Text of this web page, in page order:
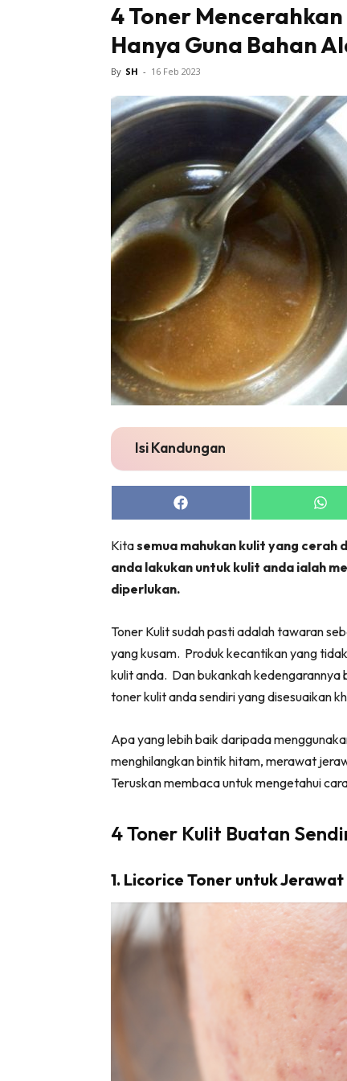
4 Toner
Hanya Guna Bahan
By SH - 16 Feb 2023
Isi Kandungan
Share
on
Share
on
Kitasemua mahukan kulit yang cerah
anda lakukan untuk kulit anda ialah
diperlukan.
Toner Kulit sudah pasti adalah tawaran
yang kusam. Produk kecantikan yang
kulit anda. Dan bukankah kedengarannya
toner kulit anda sendiri yang disesuaikan
Apa yang lebih baik daripada
menghilangkan bintik hitam, merawat
Teruskan membaca untuk mengetahui
4 Toner Kulit Buatan
1. Licorice Toner untuk Jerawat